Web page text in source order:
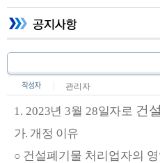
관리자
1. 2023년3월 28일자로 건
가. 개정 이유
○ 건설폐기물 처리업자의